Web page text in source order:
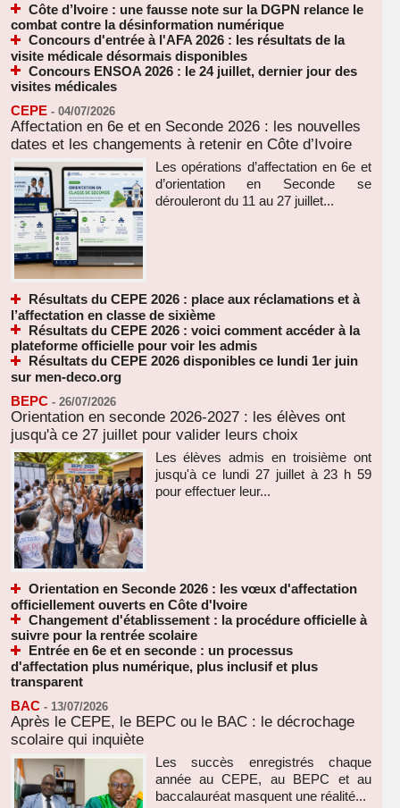
Côte d’Ivoire : une fausse note sur la DGPN relance le
combat contre la désinformation numérique
Concours d'entrée à l'AFA 2026 : les résultats de la
visite médicale désormais disponibles
Concours ENSOA 2026 : le 24 juillet, dernier jour des
visites médicales
CEPE - 04/07/2026
Affectation en 6e et en Seconde 2026 : les nouvelles
dates et les changements à retenir en Côte d’Ivoire
Les opérations d’affectation en 6e et
d’orientation en Seconde se
dérouleront du 11 au 27 juillet...
Résultats du CEPE 2026 : place aux réclamations et à
l’affectation en classe de sixième
Résultats du CEPE 2026 : voici comment accéder à la
plateforme officielle pour voir les admis
Résultats du CEPE 2026 disponibles ce lundi 1er juin
sur men-deco.org
BEPC - 26/07/2026
Orientation en seconde 2026-2027 : les élèves ont
jusqu'à ce 27 juillet pour valider leurs choix
Les élèves admis en troisième ont
jusqu'à ce lundi 27 juillet à 23 h 59
pour effectuer leur...
Orientation en Seconde 2026 : les vœux d'affectation
officiellement ouverts en Côte d'Ivoire
Changement d'établissement : la procédure officielle à
suivre pour la rentrée scolaire
Entrée en 6e et en seconde : un processus
d'affectation plus numérique, plus inclusif et plus
transparent
BAC - 13/07/2026
Après le CEPE, le BEPC ou le BAC : le décrochage
scolaire qui inquiète
Les succès enregistrés chaque
année au CEPE, au BEPC et au
baccalauréat masquent une réalité...